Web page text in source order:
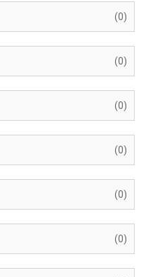
(0)
(0)
(0)
(0)
(0)
(0)